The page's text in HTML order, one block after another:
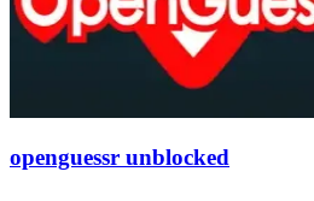
openguessr unblocked